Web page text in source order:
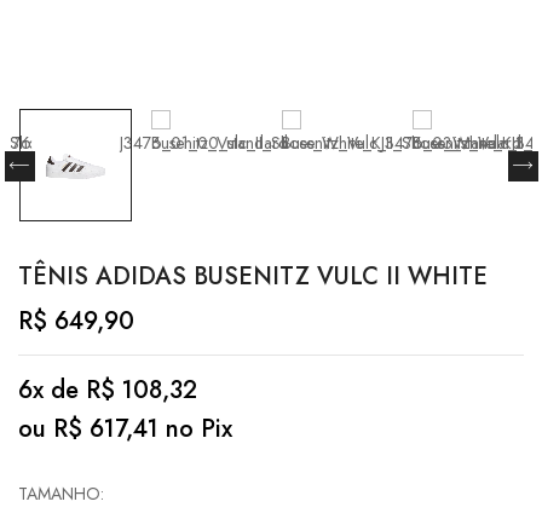
TÊNIS ADIDAS BUSENITZ VULC II WHITE
R$ 649,90
6x de R$ 108,32
ou R$ 617,41 no Pix
TAMANHO